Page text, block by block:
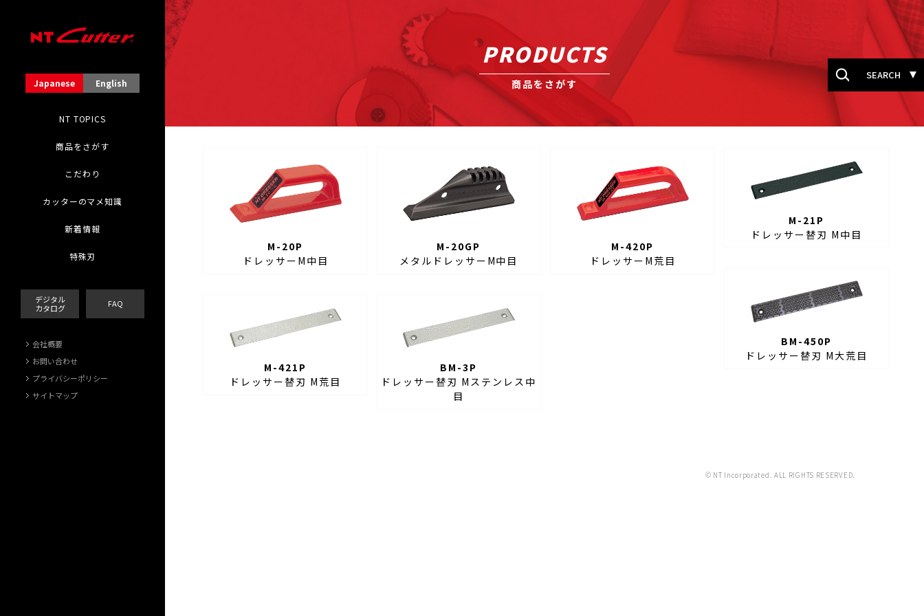
Japanese English
NT TOPICS
商品をさがす
こだわり
カッターのマメ知識
新着情報
特殊刃
デジタル
カタログ
FAQ
会社概要
お問い合わせ
プライバシーポリシー
サイトマップ
PRODUCTS
商品をさがす
M-20P
ドレッサーM中目
M-20GP
メタルドレッサーM中目
M-420P
ドレッサーM荒目
M-21P
ドレッサー替刃 M中目
BM-450P
ドレッサー替刃 M大荒目
M-421P
ドレッサー替刃 M荒目
BM-3P
ドレッサー替刃 Mステンレス中
目
© NT Incorporated. ALL RIGHTS RESERVED.
SEARCH